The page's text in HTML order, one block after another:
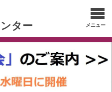
ター メニュー